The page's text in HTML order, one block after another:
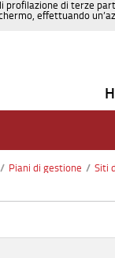
di terze
effettuando
/ Piani di gestione / Siti